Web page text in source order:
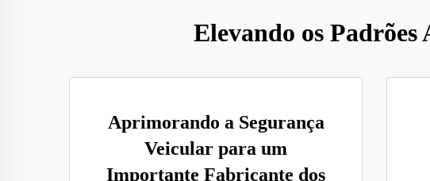
Elevando os Padrões
Aprimorando a Segurança
Veicular para um
Importante Fabricante dos